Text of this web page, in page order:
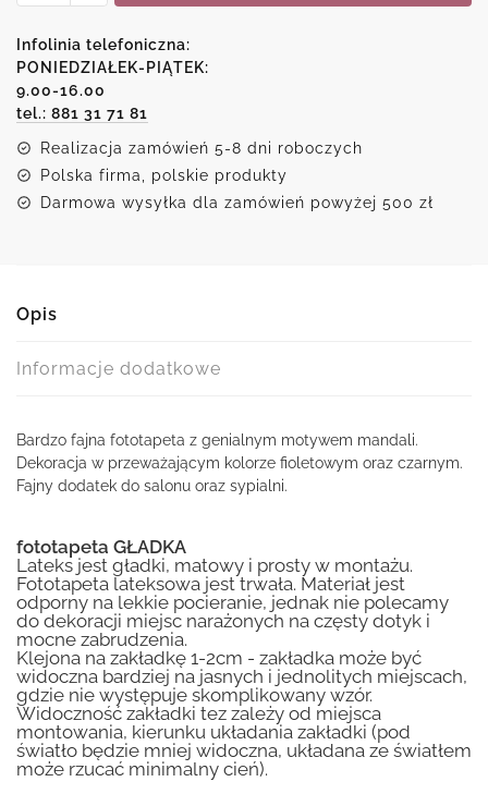
kolorową
mandalą
Infolinia telefoniczna:
PONIEDZIAŁEK-PIĄTEK:
9.00-16.00
tel.: 881 31 71 81
Realizacja zamówień 5-8 dni roboczych
Polska firma, polskie produkty
Darmowa wysyłka dla zamówień powyżej 500 zł
Opis
Informacje dodatkowe
Bardzo fajna fototapeta z genialnym motywem mandali.
Dekoracja w przeważającym kolorze fioletowym oraz czarnym.
Fajny dodatek do salonu oraz sypialni.
fototapeta GŁADKA
Lateks jest gładki, matowy i prosty w montażu.
Fototapeta lateksowa jest trwała. Materiał jest
odporny na lekkie pocieranie, jednak nie polecamy
do dekoracji miejsc narażonych na częsty dotyk i
mocne zabrudzenia.
Klejona na zakładkę 1-2cm - zakładka może być
widoczna bardziej na jasnych i jednolitych miejscach,
gdzie nie występuje skomplikowany wzór.
Widoczność zakładki tez zależy od miejsca
montowania, kierunku układania zakładki (pod
światło będzie mniej widoczna, układana ze światłem
może rzucać minimalny cień).